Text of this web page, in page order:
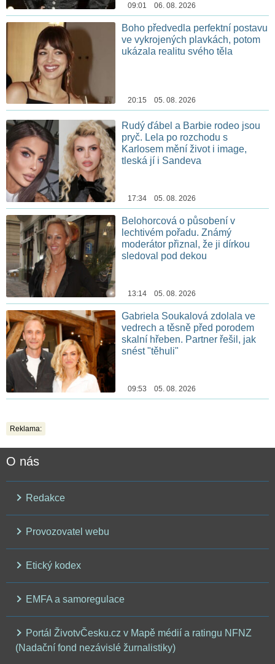
09:01 06. 08. 2026
Boho předvedla perfektní postavu
ve vykrojených plavkách, potom
ukázala realitu svého těla
20:15 05. 08. 2026
Rudý ďábel a Barbie rodeo jsou
pryč. Lela po rozchodu s
Karlosem mění život i image,
tleská jí i Sandeva
17:34 05. 08. 2026
Belohorcová o působení v
lechtivém pořadu. Známý
moderátor přiznal, že ji dírkou
sledoval pod dekou
13:14 05. 08. 2026
Gabriela Soukalová zdolala ve
vedrech a těsně před porodem
skalní hřeben. Partner řešil, jak
snést "těhuli"
09:53 05. 08. 2026
Reklama:
O nás
Redakce
Provozovatel webu
Etický kodex
EMFA a samoregulace
Portál ŽivotvČesku.cz v Mapě médií a ratingu NFNZ
(Nadační fond nezávislé žurnalistiky)